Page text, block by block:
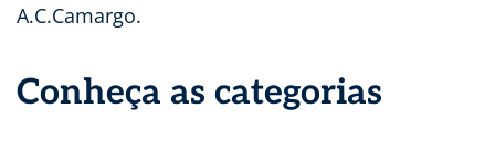
A.C.Camargo.
Conheça as categorias